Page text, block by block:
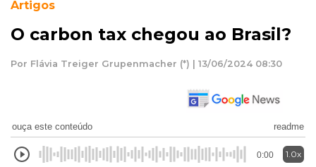
Artigos
O carbon tax chegou ao Brasil?
Por Flávia Treiger Grupenmacher (*) | 13/06/2024 08:30
ouça este conteúdo readme
0:00 1.0x